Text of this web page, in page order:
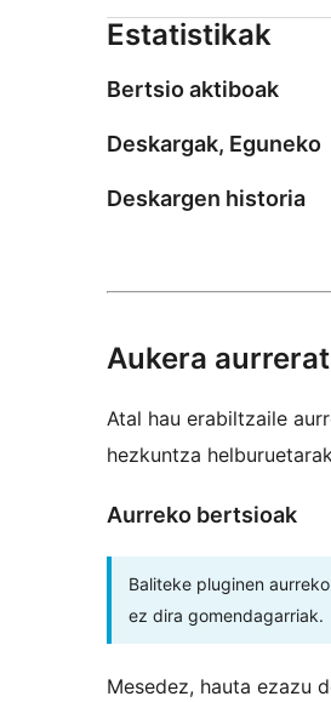
Estatistikak
Bertsio aktiboak
Deskargak, Eguneko
Deskargen historia
Aukera
Atal hau erabiltzaile
hezkuntza
Aurreko bertsioak
Baliteke pluginen
ez dira gomendagarriak.
Mesedez, hauta ezazu